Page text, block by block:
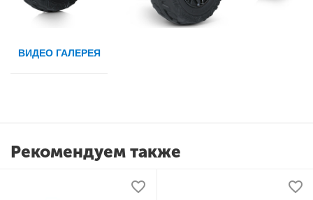
ВИДЕО ГАЛЕРЕЯ
Рекомендуем также